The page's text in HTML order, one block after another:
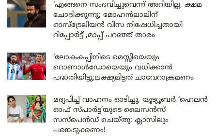
‘എങ്ങനെ സംഭവിച്ചുവെന്ന് അറിയില്ല, ക്ഷമ
ചോദിക്കുന്നു; മോഹൻലാലിന്
ഓസ്ട്രേലിയൻ വിസ നിഷേധിച്ചതായി
റിപ്പോർട്ട് ,മാപ്പ് പറഞ്ഞ് താരം
‘ലോകകപ്പിനിടെ മെസ്സിയെയും
റൊണാൾഡോയെയും വധിക്കാൻ
പദ്ധതിയിട്ടു;ലക്ഷ്യമിട്ടത് ചാവേറാക്രമണം
മദ്യപിച്ച് വാഹനം ഓടിച്ചു, യൂട്യൂബർ ‘ഹെലൻ
ഓഫ് സ്പാർട്ട’യുടെ ലൈസൻസ്
സസ്പെൻഡ് ചെയ്തു; ക്ലാസിലും
പങ്കെടുക്കണം!